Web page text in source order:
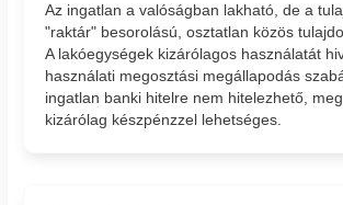
Az ingatlan a valóságban lakható, de a
"raktár" besorolású, osztatlan közös
A lakóegységek kizárólagos használatát
használati megosztási megállapodás
ingatlan banki hitelre nem hitelezhető,
kizárólag készpénzzel lehetséges.